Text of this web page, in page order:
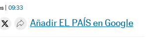
09:33
en Whatsapp
en Facebook
Compartir en Twitter
Desplegar Redes Sociales
Añadir EL PAÍS en Google